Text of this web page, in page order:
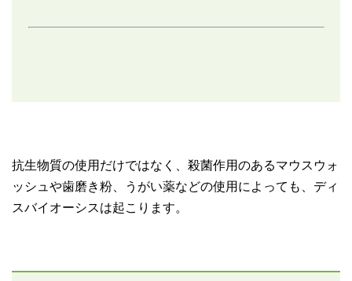
抗生物質の使用だけではなく、殺菌作用のあるマウスウォ
ッシュや歯磨き粉、うがい薬などの使用によっても、ディ
スバイオーシスは起こります。